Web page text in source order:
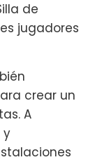
de
jugadores
crear un
A
y